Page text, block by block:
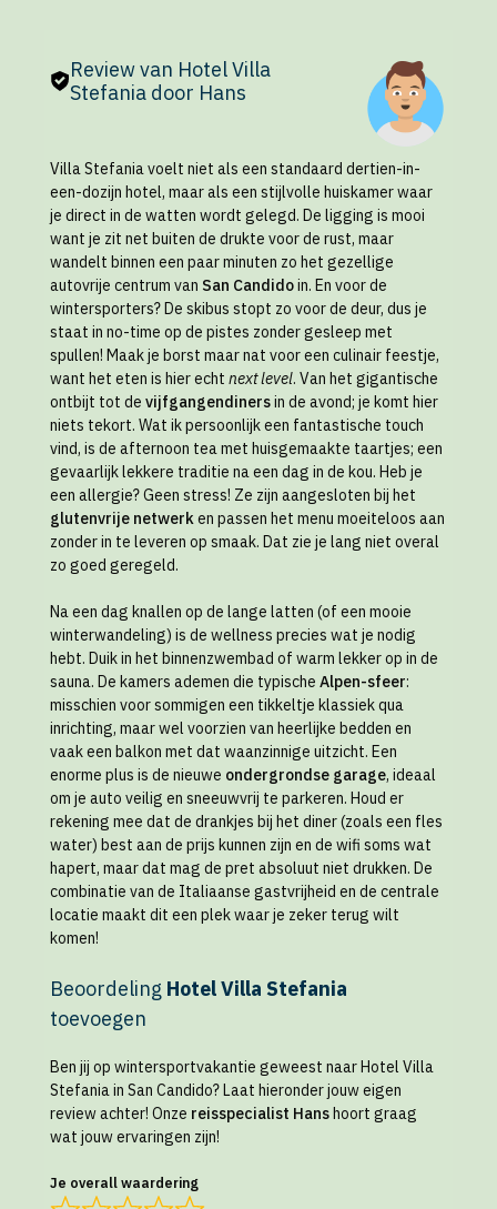
Review van Hotel Villa
Stefania door Hans
Villa Stefania voelt niet als een standaard dertien-in-
een-dozijn hotel, maar als een stijlvolle huiskamer waar
je direct in de watten wordt gelegd. De ligging is mooi
want je zit net buiten de drukte voor de rust, maar
wandelt binnen een paar minuten zo het gezellige
autovrije centrum van San Candidoin. En voor de
wintersporters? De skibus stopt zo voor de deur, dus je
staat in no-time op de pistes zonder gesleep met
spullen! Maak je borst maar nat voor een culinair feestje,
want het eten is hier echt next level. Van het gigantische
ontbijt tot de vijfgangendinersin de avond; je komt hier
niets tekort. Wat ik persoonlijk een fantastische touch
vind, is de afternoon tea met huisgemaakte taartjes; een
gevaarlijk lekkere traditie na een dag in de kou. Heb je
een allergie? Geen stress! Ze zijn aangesloten bij het
glutenvrije netwerken passen het menu moeiteloos aan
zonder in te leveren op smaak. Dat zie je lang niet overal
zo goed geregeld.
Na een dag knallen op de lange latten (of een mooie
winterwandeling) is de wellness precies wat je nodig
hebt. Duik in het binnenzwembad of warm lekker op in de
sauna. De kamers ademen die typische Alpen-sfeer:
misschien voor sommigen een tikkeltje klassiek qua
inrichting, maar wel voorzien van heerlijke bedden en
vaak een balkon met dat waanzinnige uitzicht. Een
enorme plus is de nieuwe ondergrondse garage, ideaal
om je auto veilig en sneeuwvrij te parkeren. Houd er
rekening mee dat de drankjes bij het diner (zoals een fles
water) best aan de prijs kunnen zijn en de wifi soms wat
hapert, maar dat mag de pret absoluut niet drukken. De
combinatie van de Italiaanse gastvrijheid en de centrale
locatie maakt dit een plek waar je zeker terug wilt
komen!
Beoordeling Hotel Villa Stefania
toevoegen
Ben jij op wintersportvakantie geweest naar Hotel Villa
Stefania in San Candido? Laat hieronder jouw eigen
review achter! Onze reisspecialist Hanshoort graag
wat jouw ervaringen zijn!
Je overall waardering